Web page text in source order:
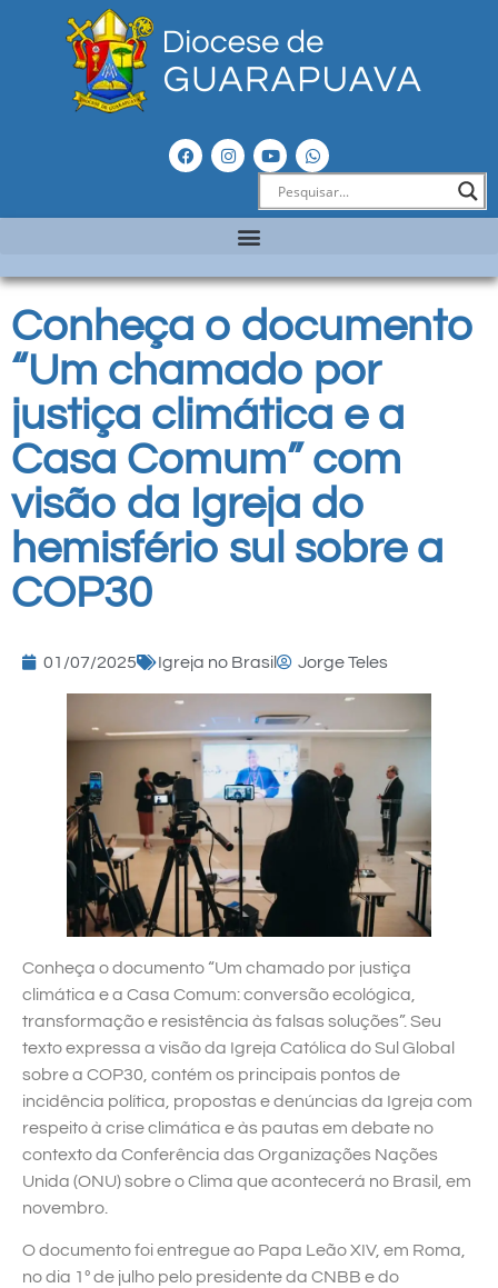
Conheça o documento
“Um chamado por
justiça climática e a
Casa Comum” com
visão da Igreja do
hemisfério sul sobre a
COP30
01/07/2025 Igreja no Brasil Jorge Teles
Conheça o documento “Um chamado por justiça
climática e a Casa Comum: conversão ecológica,
transformação e resistência às falsas soluções”. Seu
texto expressa a visão da Igreja Católica do Sul Global
sobre a COP30, contém os principais pontos de
incidência política, propostas e denúncias da Igreja com
respeito à crise climática e às pautas em debate no
contexto da Conferência das Organizações Nações
Unida (ONU) sobre o Clima que acontecerá no Brasil, em
novembro.
O documento foi entregue ao Papa Leão XIV, em Roma,
no dia 1º de julho pelo presidente da CNBB e do